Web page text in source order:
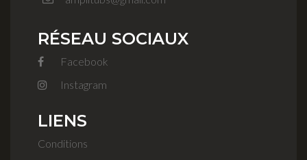
RÉSEAU SOCIAUX
Facebook
Instagram
LIENS
Conditions